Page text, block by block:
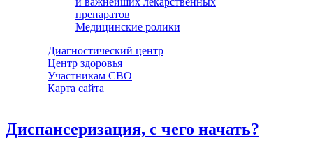
препаратов
Медицинские ролики
Диагностический центр
Центр здоровья
Участникам СВО
Карта сайта
Диспансеризация, с чего начать?